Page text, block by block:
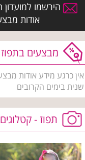
הירשמו
אודות
מבצעים בתפוז
אין כרגע מידע אודות
שנית בימים הקרובים
תפוז - קטלוגים